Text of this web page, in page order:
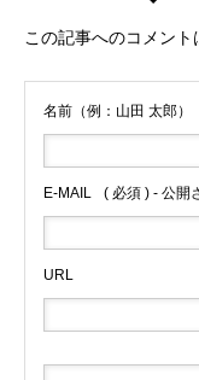
この記事へのコメント
名前（例：山田 太郎）
E-MAIL ( 必須 ) - 公開
URL